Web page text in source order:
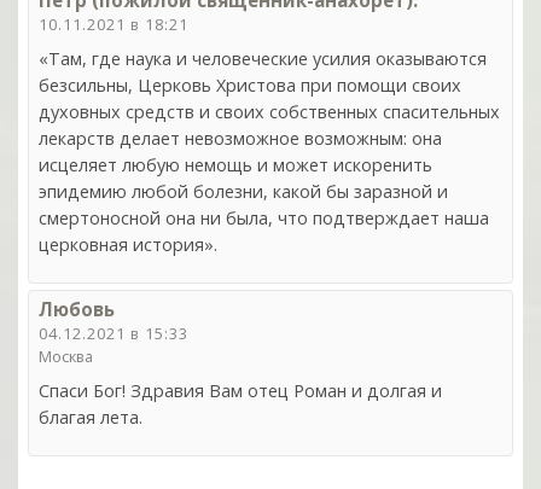
10.11.2021 в 18:21
«Там, где наука и человеческие усилия оказываются
безсильны, Церковь Христова при помощи своих
духовных средств и своих собственных спасительных
лекарств делает невозможное возможным: она
исцеляет любую немощь и может искоренить
эпидемию любой болезни, какой бы заразной и
смертоносной она ни была, что подтверждает наша
церковная история».
Любовь
04.12.2021 в 15:33
Москва
Спаси Бог! Здравия Вам отец Роман и долгая и
благая лета.